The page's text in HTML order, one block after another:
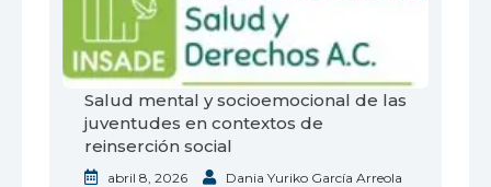
Salud mental y socioemocional de las
juventudes en contextos de
reinserción social
abril 8, 2026 Dania Yuriko García Arreola